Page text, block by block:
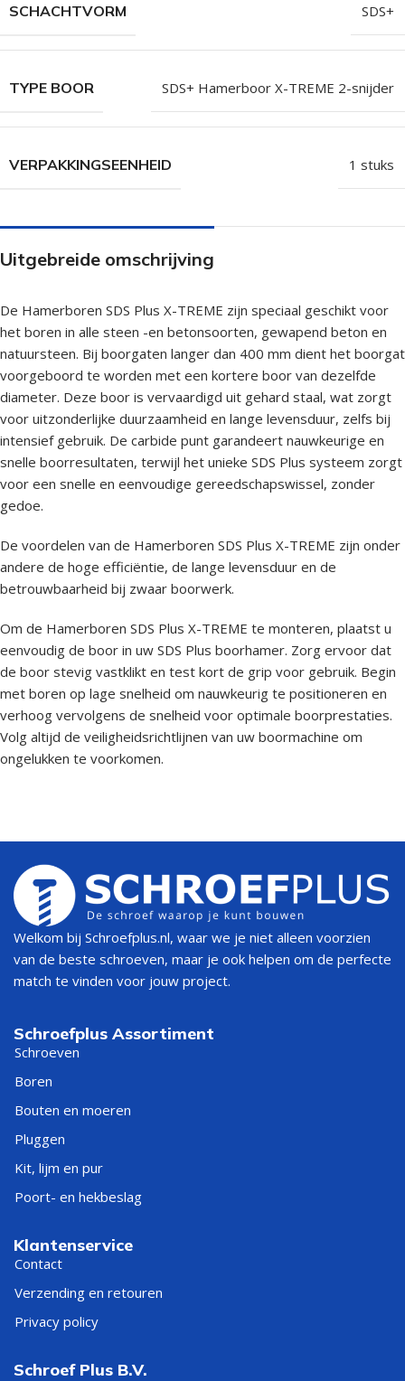
SCHACHTVORM SDS+
TYPE BOOR SDS+ Hamerboor X-TREME 2-snijder
VERPAKKINGSEENHEID 1 stuks
Uitgebreide omschrijving
De Hamerboren SDS Plus X-TREME zijn speciaal geschikt voor
het boren in alle steen -en betonsoorten, gewapend beton en
natuursteen. Bij boorgaten langer dan 400 mm dient het boorgat
voorgeboord te worden met een kortere boor van dezelfde
diameter. Deze boor is vervaardigd uit gehard staal, wat zorgt
voor uitzonderlijke duurzaamheid en lange levensduur, zelfs bij
intensief gebruik. De carbide punt garandeert nauwkeurige en
snelle boorresultaten, terwijl het unieke SDS Plus systeem zorgt
voor een snelle en eenvoudige gereedschapswissel, zonder
gedoe.
De voordelen van de Hamerboren SDS Plus X-TREME zijn onder
andere de hoge efficiëntie, de lange levensduur en de
betrouwbaarheid bij zwaar boorwerk.
Om de Hamerboren SDS Plus X-TREME te monteren, plaatst u
eenvoudig de boor in uw SDS Plus boorhamer. Zorg ervoor dat
de boor stevig vastklikt en test kort de grip voor gebruik. Begin
met boren op lage snelheid om nauwkeurig te positioneren en
verhoog vervolgens de snelheid voor optimale boorprestaties.
Volg altijd de veiligheidsrichtlijnen van uw boormachine om
ongelukken te voorkomen.
Welkom bij Schroefplus.nl, waar we je niet alleen voorzien
van de beste schroeven, maar je ook helpen om de perfecte
match te vinden voor jouw project.
Schroefplus Assortiment
Schroeven
Boren
Bouten en moeren
Pluggen
Kit, lijm en pur
Poort- en hekbeslag
Klantenservice
Contact
Verzending en retouren
Privacy policy
Schroef Plus B.V.